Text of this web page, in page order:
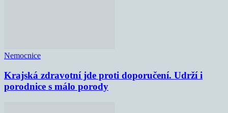
Nemocnice
Krajská zdravotní jde proti doporučení. Udrží i
porodnice s málo porody